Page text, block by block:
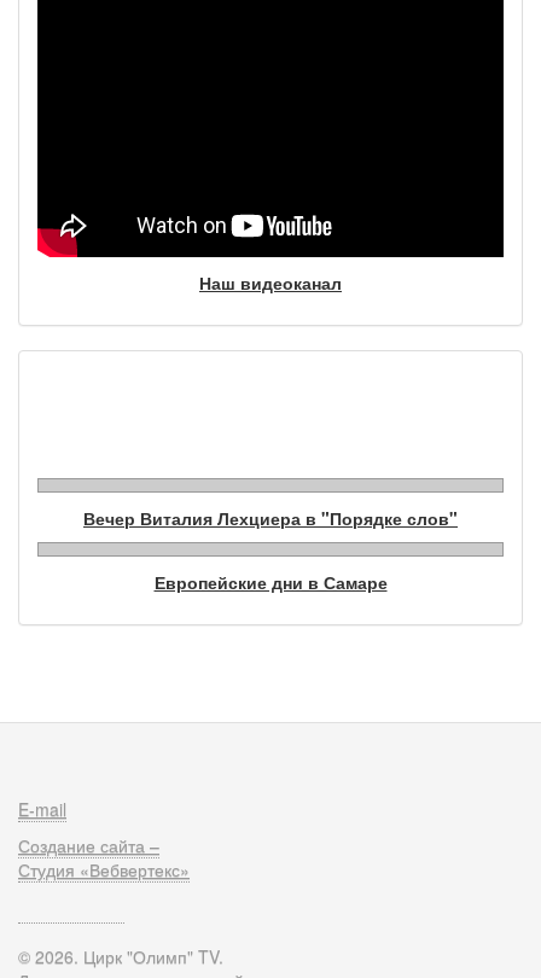
Наш видеоканал
Вечер Виталия Лехциера в "Порядке слов"
Европейские дни в Самаре
E-mail
Создание сайта –
Студия «Вебвертекс»
© 2026. Цирк "Олимп" TV.